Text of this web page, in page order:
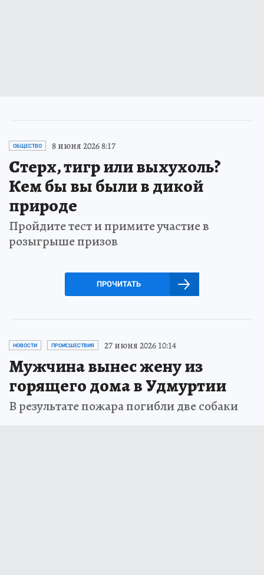
ОБЩЕСТВО 8 июня 2026 8:17
Стерх, тигр или выхухоль?
Кем бы вы были в дикой
природе
Пройдите тест и примите участие в
розыгрыше призов
ПРОЧИТАТЬ
НОВОСТИ ПРОИСШЕСТВИЯ 27 июня 2026 10:14
Мужчина вынес жену из
горящего дома в Удмуртии
В результате пожара погибли две собаки